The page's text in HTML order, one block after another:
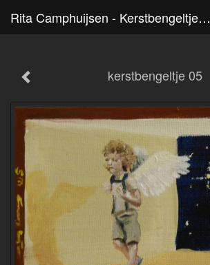
Rita Camphuijsen - Kerstbengeltje 05
kerstbengeltje 05